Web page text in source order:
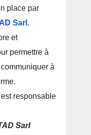
place par
Sarl .
et
permettre à
à
responsable
Sarl